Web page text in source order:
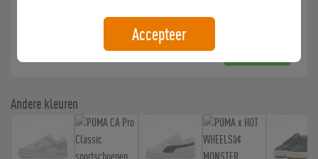
Andere kleuren
Accepteer